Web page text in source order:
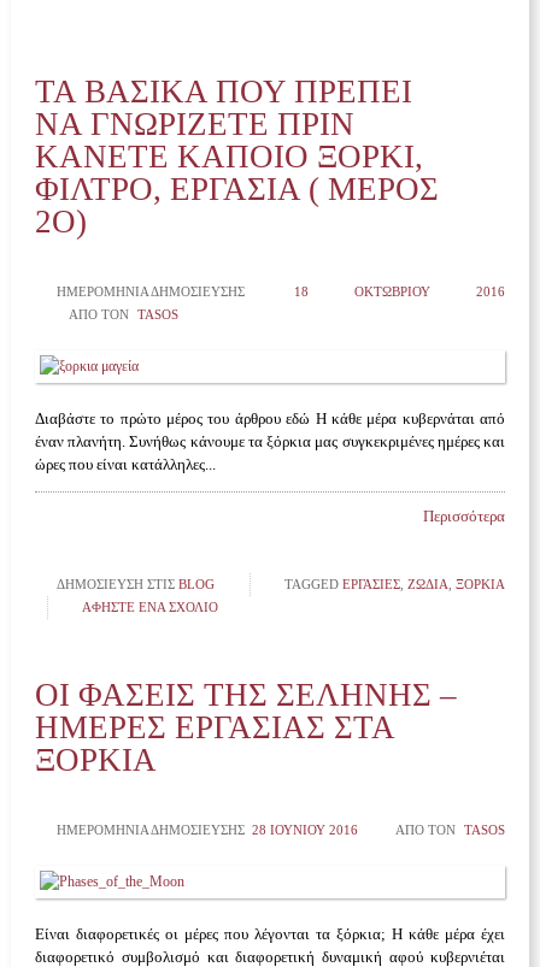
ΤΑ ΒΑΣΙΚΆ ΠΟΥ ΠΡΈΠΕΙ
ΝΑ ΓΝΩΡΊΖΕΤΕ ΠΡΙΝ
ΚΆΝΕΤΕ ΚΆΠΟΙΟ ΞΌΡΚΙ,
ΦΊΛΤΡΟ, ΕΡΓΑΣΊΑ ( ΜΈΡΟΣ
2Ο)
ΗΜΕΡΟΜΗΝΊΑ ΔΗΜΟΣΊΕΥΣΗΣ
18 ΟΚΤΩΒΡΊΟΥ 2016
ΑΠΌ ΤΟΝ TASOS
Διαβάστε το πρώτο μέρος του άρθρου εδώ Η κάθε μέρα κυβερνάται από
έναν πλανήτη. Συνήθως κάνουμε τα ξόρκια μας συγκεκριμένες ημέρες και
ώρες που είναι κατάλληλες...
Περισσότερα
ΔΗΜΟΣΊΕΥΣΗ ΣΤΙΣ BLOG TAGGEDΕΡΓΑΣΊΕΣ ,ΖΩΔΙΑ ,ΞΌΡΚΙΑ
ΑΦΉΣΤΕ ΈΝΑ ΣΧΌΛΙΟ
ΟΙ ΦΆΣΕΙΣ ΤΗΣ ΣΕΛΉΝΗΣ –
ΗΜΈΡΕΣ ΕΡΓΑΣΊΑΣ ΣΤΑ
ΞΌΡΚΙΑ
ΗΜΕΡΟΜΗΝΊΑ ΔΗΜΟΣΊΕΥΣΗΣ 28 ΙΟΥΝΊΟΥ 2016 ΑΠΌ ΤΟΝ TASOS
Είναι διαφορετικές οι μέρες που λέγονται τα ξόρκια; Η κάθε μέρα έχει
διαφορετικό συμβολισμό και διαφορετική δυναμική αφού κυβερνιέται